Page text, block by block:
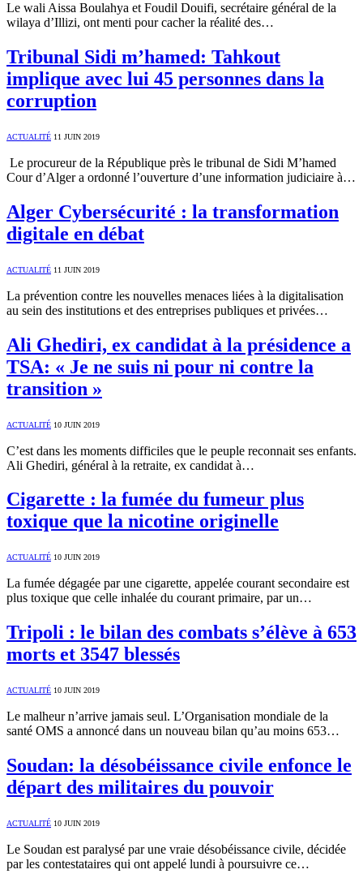
Le wali Aissa Boulahya et Foudil Douifi, secrétaire général de la
wilaya d’Illizi, ont menti pour cacher la réalité des…
Tribunal Sidi m’hamed: Tahkout
implique avec lui 45 personnes dans la
corruption
ACTUALITÉ 11 JUIN 2019
Le procureur de la République près le tribunal de Sidi M’hamed
Cour d’Alger a ordonné l’ouverture d’une information judiciaire à…
Alger Cybersécurité : la transformation
digitale en débat
ACTUALITÉ 11 JUIN 2019
La prévention contre les nouvelles menaces liées à la digitalisation
au sein des institutions et des entreprises publiques et privées…
Ali Ghediri, ex candidat à la présidence a
TSA: « Je ne suis ni pour ni contre la
transition »
ACTUALITÉ 10 JUIN 2019
C’est dans les moments difficiles que le peuple reconnait ses enfants.
Ali Ghediri, général à la retraite, ex candidat à…
Cigarette : la fumée du fumeur plus
toxique que la nicotine originelle
ACTUALITÉ 10 JUIN 2019
La fumée dégagée par une cigarette, appelée courant secondaire est
plus toxique que celle inhalée du courant primaire, par un…
Tripoli : le bilan des combats s’élève à 653
morts et 3547 blessés
ACTUALITÉ 10 JUIN 2019
Le malheur n’arrive jamais seul. L’Organisation mondiale de la
santé OMS a annoncé dans un nouveau bilan qu’au moins 653…
Soudan: la désobéissance civile enfonce le
départ des militaires du pouvoir
ACTUALITÉ 10 JUIN 2019
Le Soudan est paralysé par une vraie désobéissance civile, décidée
par les contestataires qui ont appelé lundi à poursuivre ce…